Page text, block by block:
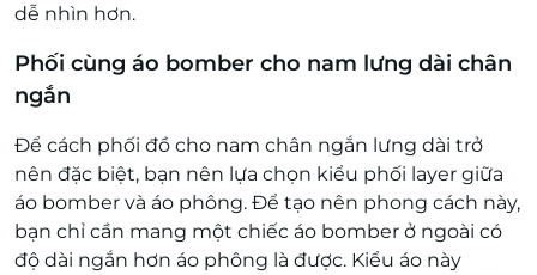
dễ nhìn hơn.
Phối cùng áo bomber cho nam lưng dài chân
ngắn
Để cách phối đồ cho nam chân ngắn lưng dài trở
nên đặc biệt, bạn nên lựa chọn kiểu phối layer giữa
áo bomber và áo phông. Để tạo nên phong cách này,
bạn chỉ cần mang một chiếc áo bomber ở ngoài có
độ dài ngắn hơn áo phông là được. Kiểu áo này